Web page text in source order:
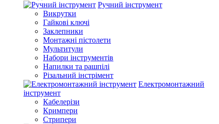
Ручний інструмент
Викрутки
Гайкові ключі
Заклепники
Монтажні пістолети
Мультитули
Набори інструментів
Напилки та рашпілі
Різальний інстрімент
Електромонтажний
інструмент
Кабелерізи
Кримпери
Стрипери